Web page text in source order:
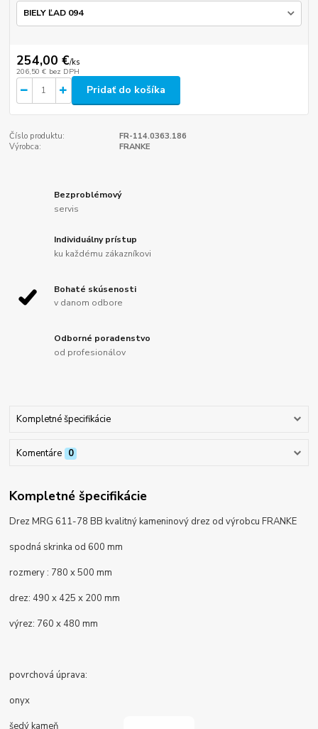
254,00 €/ks
206,50 € bez DPH
Pridať do košíka
Číslo produktu:
FR-114.0363.186
Výrobca:
FRANKE
Bezproblémový
servis
Individuálny prístup
ku každému zákazníkovi
Bohaté skúsenosti
v danom odbore
Odborné poradenstvo
od profesionálov
Kompletné špecifikácie
Komentáre 0
Kompletné špecifikácie
Drez MRG 611-78 BB kvalitný kameninový drez od výrobcu FRANKE
spodná skrinka od 600 mm
rozmery : 780 x 500 mm
drez: 490 x 425 x 200 mm
výrez: 760 x 480 mm
povrchová úprava:
onyx
šedý kameň